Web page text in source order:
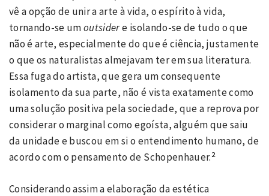
vê a opção de unir a arte à vida, o espírito à vida,
tornando-se umoutsidere isolando-se de tudo o que
não é arte, especialmente do que é ciência, justamente
o que os naturalistas almejavam ter em sua literatura.
Essa fuga do artista, que gera um consequente
isolamento da sua parte, não é vista exatamente como
uma solução positiva pela sociedade, que a reprova por
considerar o marginal como egoísta, alguém que saiu
da unidade e buscou em si o entendimento humano, de
acordo com o pensamento de Schopenhauer.2
Considerando assim a elaboração da estética